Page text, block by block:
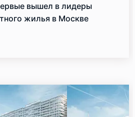
вышел в лидеры
жилья в Москве